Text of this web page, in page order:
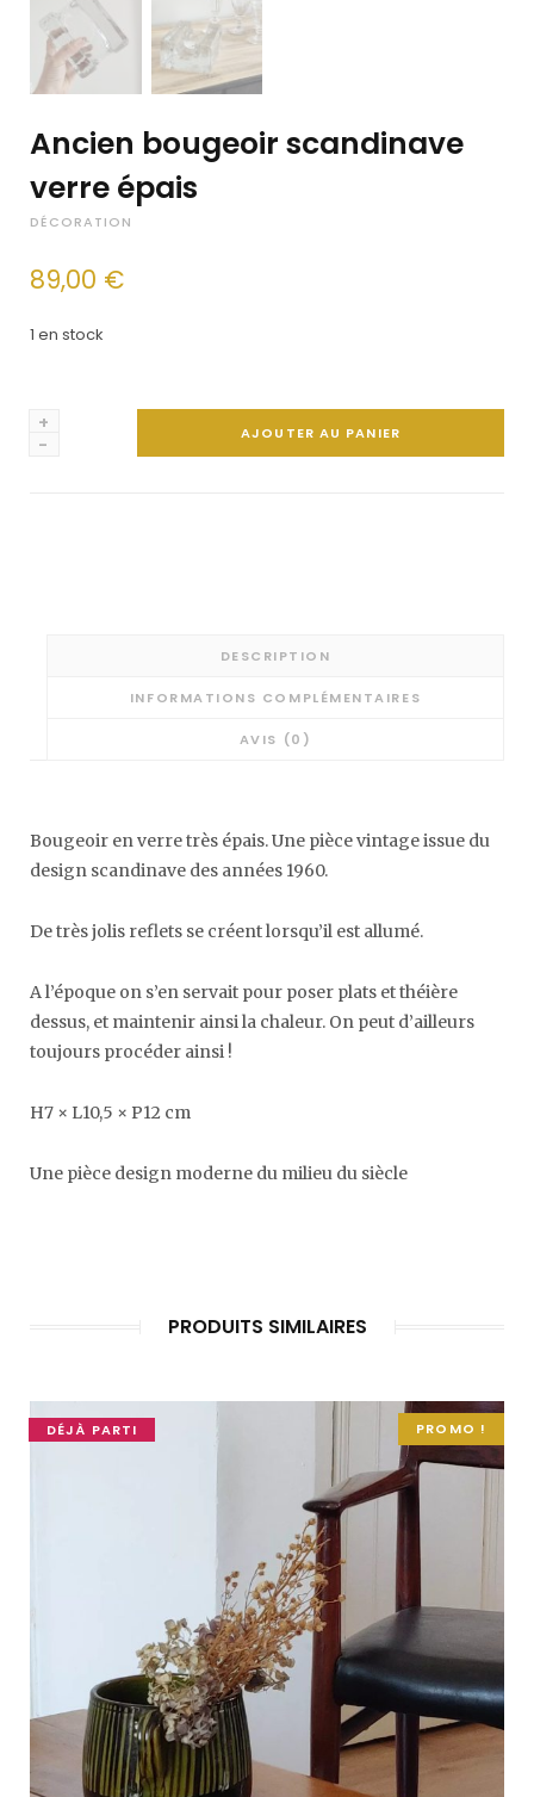
Ancien bougeoir scandinave
verre épais
DÉCORATION
89,00 €
1 en stock
quantité
AJOUTER AU PANIER
DESCRIPTION
INFORMATIONS COMPLÉMENTAIRES
AVIS (0)
Bougeoir en verre très épais. Une pièce vintage issue du
design scandinave des années 1960.
De très jolis reflets se créent lorsqu’il est allumé.
A l’époque on s’en servait pour poser plats et théière
dessus, et maintenir ainsi la chaleur. On peut d’ailleurs
toujours procéder ainsi !
H7 × L10,5 × P12 cm
Une pièce design moderne du milieu du siècle
PRODUITS SIMILAIRES
PROMO !
DÉJÀ PARTI